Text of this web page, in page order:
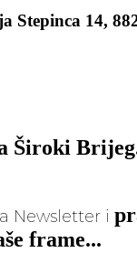
Stepinca 14,
Široki
Newsletter i
frame...